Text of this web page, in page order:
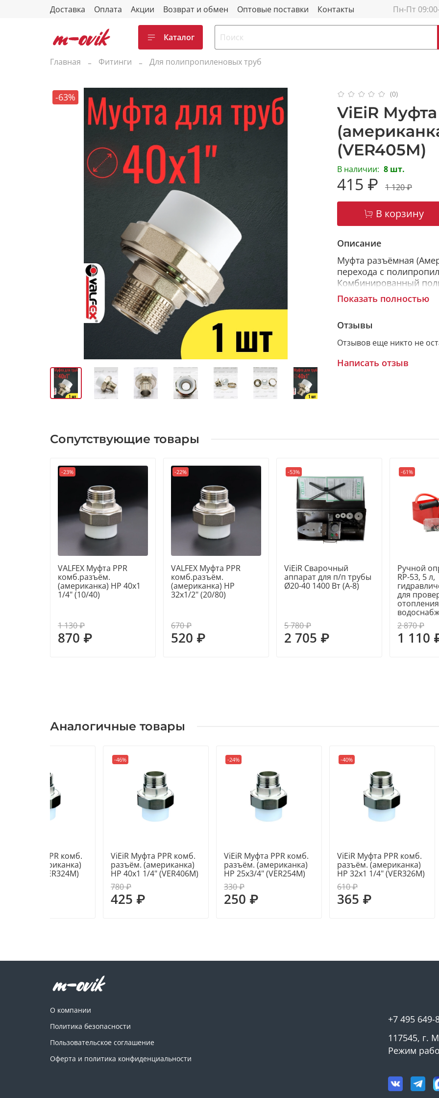
Доставка Оплата Акции Возврат и обмен Оптовые поставки Контакты Пн-Пт
Каталог
Главная Фитинги Для полипропиленовых труб
-63% (0)
ViEiR
(VER405M)
В наличии: 8 шт.
415 ₽ 1 120 ₽
В корзину
Описание
Муфта разъёмная
перехода с
Комбинированный
собой разъемное
пластиковой трубой.
давлением.
Изготовлены: по ТУ
Номинальное
Технология монтажа:
Показать полностью
Отзывы
Отзывов еще никто не
Написать отзыв
Сопутствующие товары
-23%
VALFEX Муфта PPR
комб.разъём.
(американка) НР 40x1
1/4" (10/40)
1 130 ₽
870 ₽
-22%
VALFEX Муфта PPR
комб.разъём.
(американка) НР
32x1/2" (20/80)
670 ₽
520 ₽
-53%
ViEiR Сварочный
аппарат для п/п трубы
Ø20-40 1400 Вт (A-8)
5 780 ₽
2 705 ₽
-61%
Ручной
RP-53, 5 л,
для
2 870 ₽
1 110
Аналогичные товары
Муфта PPR комб.
(американка)
32х3/4" (VER324M)
-46%
ViEiR Муфта PPR комб.
разъём. (американка)
НР 40х1 1/4" (VER406M)
780 ₽
425 ₽
-24%
ViEiR Муфта PPR комб.
разъём. (американка)
НР 25х3/4" (VER254M)
330 ₽
250 ₽
-40%
ViEiR Муфта PPR комб.
разъём. (американка)
НР 32х1 1/4" (VER326M)
610 ₽
365 ₽
О компании
Политика безопасности
Пользовательское соглашение
Оферта и политика конфиденциальности
+7 495 649-
117545, г.
Режим